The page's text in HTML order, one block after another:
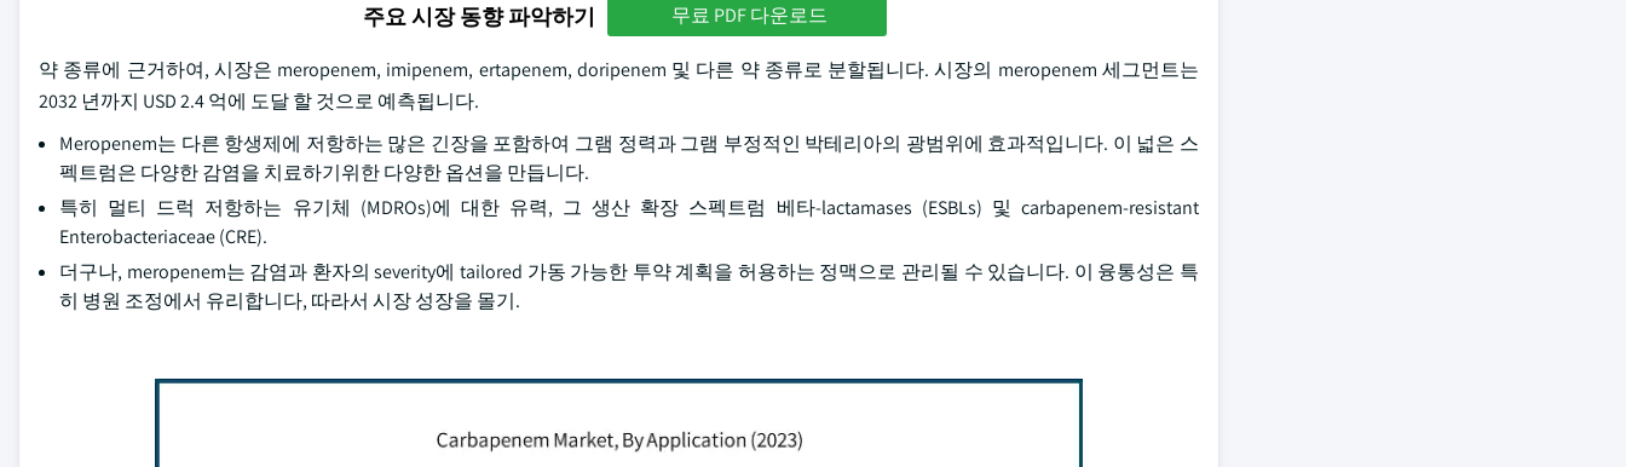
주요 시장 동향 파악하기 무료 PDF 다운로드
약 종류에 근거하여, 시장은 meropenem, imipenem, ertapenem, doripenem 및 다른 약 종류로 분할됩니다. 시장의 meropenem 세그먼트는
2032 년까지 USD 2.4 억에 도달 할 것으로 예측됩니다.
Meropenem는 다른 항생제에 저항하는 많은 긴장을 포함하여 그램 정력과 그램 부정적인 박테리아의 광범위에 효과적입니다. 이 넓은 스
펙트럼은 다양한 감염을 치료하기위한 다양한 옵션을 만듭니다.
특히 멀티 드럭 저항하는 유기체 (MDROs)에 대한 유력, 그 생산 확장 스펙트럼 베타-lactamases (ESBLs) 및 carbapenem-resistant
Enterobacteriaceae (CRE).
더구나, meropenem는 감염과 환자의 severity에 tailored 가동 가능한 투약 계획을 허용하는 정맥으로 관리될 수 있습니다. 이 융통성은 특
히 병원 조정에서 유리합니다, 따라서 시장 성장을 몰기.